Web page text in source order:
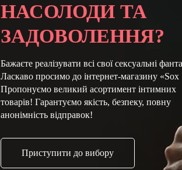
НАСОЛОДИ ТА
ЗАДОВОЛЕННЯ?
Бажаєте реалізувати всі свої сексуальні
Ласкаво просимо до інтернет-магазину «Sox
Пропонуємо великий асортимент інтимних
товарів! Гарантуємо якість, безпеку, повну
анонімність відправок!
Приступити до вибору